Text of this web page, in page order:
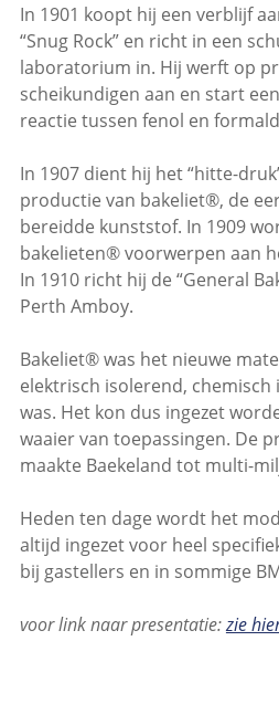
In 1901 koopt hij een verblijf
“Snug Rock” en richt in een
laboratorium in. Hij werft op
scheikundigen aan en start
reactie tussen fenol en
In 1907 dient hij het “hitte-
productie van bakeliet®, de
bereidde kunststof. In 1909
bakelieten® voorwerpen aan
In 1910 richt hij de “General
Perth Amboy.
Bakeliet® was het nieuwe
elektrisch isolerend,
was. Het kon dus ingezet
waaier van toepassingen. De
maakte Baekeland tot multi-
Heden ten dage wordt het
altijd ingezet voor heel
bij gastellers en in sommige
voor link naar presentatie:zie